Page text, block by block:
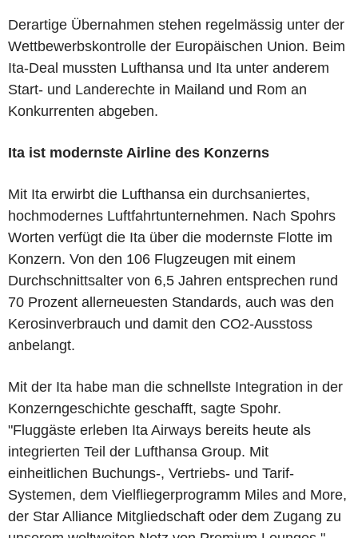
Derartige Übernahmen stehen regelmässig unter der
Wettbewerbskontrolle der Europäischen Union. Beim
Ita-Deal mussten Lufthansa und Ita unter anderem
Start- und Landerechte in Mailand und Rom an
Konkurrenten abgeben.
Ita ist modernste Airline des Konzerns
Mit Ita erwirbt die Lufthansa ein durchsaniertes,
hochmodernes Luftfahrtunternehmen. Nach Spohrs
Worten verfügt die Ita über die modernste Flotte im
Konzern. Von den 106 Flugzeugen mit einem
Durchschnittsalter von 6,5 Jahren entsprechen rund
70 Prozent allerneuesten Standards, auch was den
Kerosinverbrauch und damit den CO2-Ausstoss
anbelangt.
Mit der Ita habe man die schnellste Integration in der
Konzerngeschichte geschafft, sagte Spohr.
"Fluggäste erleben Ita Airways bereits heute als
integrierten Teil der Lufthansa Group. Mit
einheitlichen Buchungs-, Vertriebs- und Tarif-
Systemen, dem Vielfliegerprogramm Miles and More,
der Star Alliance Mitgliedschaft oder dem Zugang zu